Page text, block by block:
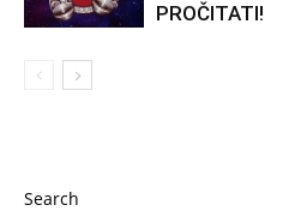
PROČITATI!
Search